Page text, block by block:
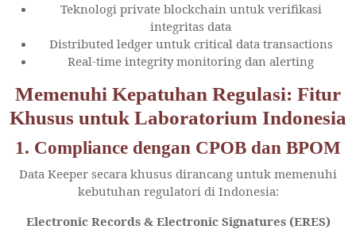
Teknologi private blockchain untuk verifikasi
integritas data
Distributed ledger untuk critical data transactions
Real-time integrity monitoring dan alerting
Memenuhi Kepatuhan Regulasi: Fitur
Khusus untuk Laboratorium Indonesia
1. Compliance dengan CPOB dan BPOM
Data Keeper secara khusus dirancang untuk memenuhi
kebutuhan regulatori di Indonesia:
Electronic Records & Electronic Signatures (ERES)